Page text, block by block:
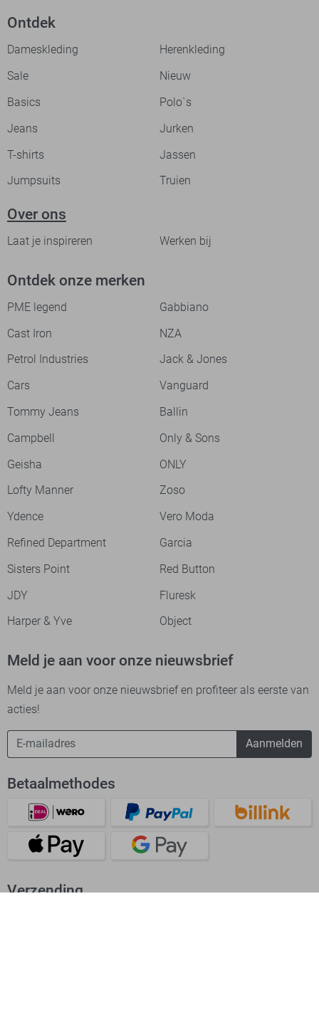
Ontdek
Dameskleding
Herenkleding
Sale
Nieuw
Basics
Polo`s
Jeans
Jurken
T-shirts
Jassen
Jumpsuits
Truien
Over ons
Laat je inspireren Werken bij
Ontdek onze merken
PME legend
Gabbiano
Cast Iron
NZA
Petrol Industries
Jack & Jones
Cars
Vanguard
Tommy Jeans
Ballin
Campbell
Only & Sons
Geisha
ONLY
Lofty Manner
Zoso
Ydence
Vero Moda
Refined Department
Garcia
Sisters Point
Red Button
JDY
Fluresk
Harper & Yve
Object
Meld je aan voor onze nieuwsbrief
Meld je aan voor onze nieuwsbrief en profiteer als eerste van
acties!
Aanmelden
Betaalmethodes
Verzending